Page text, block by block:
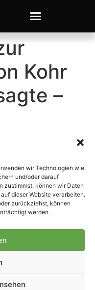
wir Technologien wie
und/oder darauf
zustimmst, können wir Daten
dieser Website verarbeiten.
zurückziehst, können
werden.
Kohr
–